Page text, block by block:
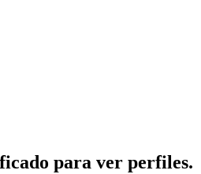
para ver perfiles.